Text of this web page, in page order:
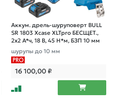
Аккум. дрель-шуруповерт BULL
SR 1803 Xcase XLTpro БЕСЩЕТ.,
2x2 А*ч, 18 В, 45 Н*м, БЗП 10 мм
шурупы до 10 мм
16 100,00₽